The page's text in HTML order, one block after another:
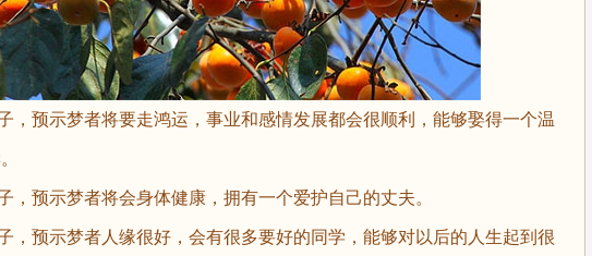
预示梦者将要走鸿运，事业和感情发展都会很顺利，能够娶得一个温
预示梦者将会身体健康，拥有一个爱护自己的丈夫。
预示梦者人缘很好，会有很多要好的同学，能够对以后的人生起到很